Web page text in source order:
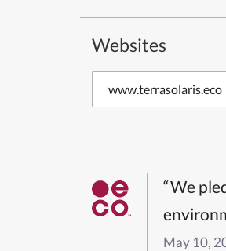
Websites
www.terrasolaris.eco
“We
May 10,